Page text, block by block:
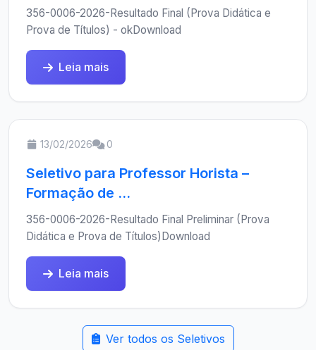
356-0006-2026-Resultado Final (Prova Didática e
Prova de Títulos) - okDownload
Leia mais
13/02/2026 0
Seletivo para Professor Horista –
Formação de ...
356-0006-2026-Resultado Final Preliminar (Prova
Didática e Prova de Títulos)Download
Leia mais
Ver todos os Seletivos